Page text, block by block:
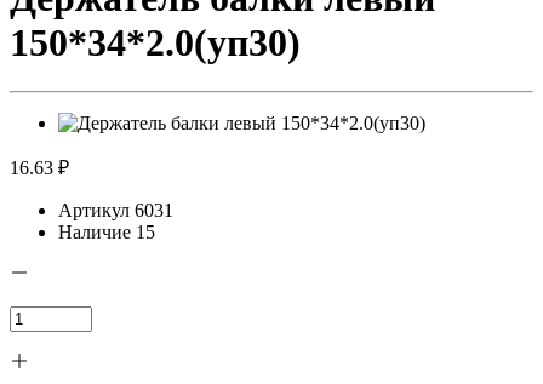
150*34*2.0(уп30)
16.63 ₽
Артикул 6031
Наличие 15